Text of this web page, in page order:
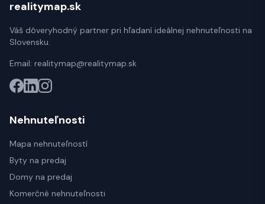
realitymap.sk
Váš dôveryhodný partner pri hľadaní ideálnej nehnuteľnosti na
Slovensku.
Email: realitymap@realitymap.sk
Nehnuteľnosti
Mapa nehnuteľností
Byty na predaj
Domy na predaj
Komerčné nehnuteľnosti